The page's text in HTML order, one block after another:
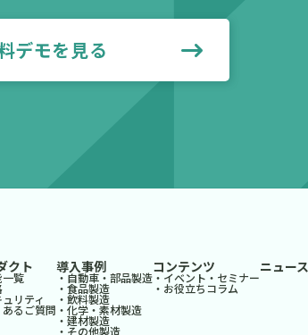
料デモを見る
クト
一覧
ュリティ
あるご質問
導入事例
・自動車・部品製造
・食品製造
・飲料製造
・化学・素材製造
・建材製造
・その他製造
コンテンツ
・イベント・セミナー
・お役立ちコラム
ニュース